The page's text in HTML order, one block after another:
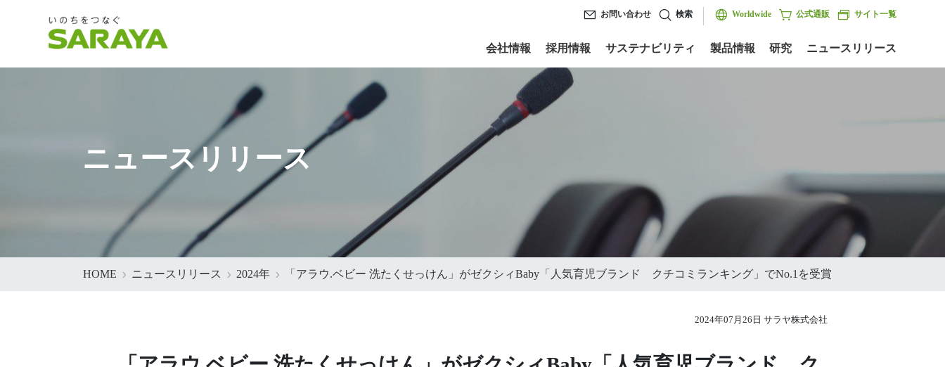
会社情報 採用情報 サステナビリティ 製品情報 研究 ニュースリリース
お問い合わせ 検索 Worldwide 公式通販 サイト一覧
ニュースリリース
HOME ニュースリリース 2024年 「アラウ.ベビー 洗たくせっけん」がゼクシィBaby「人気育児ブランド クチコミランキング」でNo.1を受賞
2024年07月26日 サラヤ株式会社